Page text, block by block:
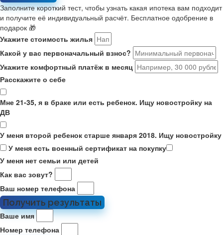
Заполните короткий тест, чтобы узнать какая ипотека вам подходит
и получите её индивидуальный расчёт. Бесплатное одобрение в
подарок 🎁
Укажите стоимость жилья
Какой у вас первоначальный взнос?
Укажите комфортный платёж в месяц
Расскажите о себе
Мне 21-35, я в браке или есть ребенок. Ищу новостройку на
ДВ
У меня второй ребенок старше января 2018. Ищу новостройку
У меня есть военный сертификат на покупку
У меня нет семьи или детей
Как вас зовут?
Ваш номер телефона
Получить результаты
Ваше имя
Номер телефона